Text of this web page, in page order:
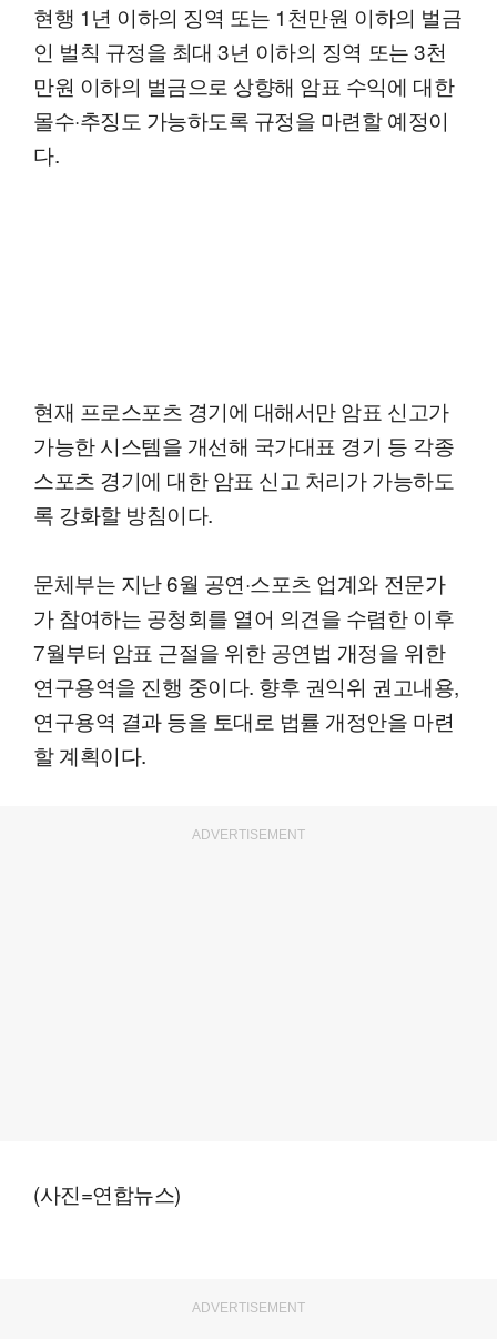
현행 1년 이하의 징역 또는 1천만원 이하의 벌금
인 벌칙 규정을 최대 3년 이하의 징역 또는 3천
만원 이하의 벌금으로 상향해 암표 수익에 대한
몰수·추징도 가능하도록 규정을 마련할 예정이
다.
현재 프로스포츠 경기에 대해서만 암표 신고가
가능한 시스템을 개선해 국가대표 경기 등 각종
스포츠 경기에 대한 암표 신고 처리가 가능하도
록 강화할 방침이다.
문체부는 지난 6월 공연·스포츠 업계와 전문가
가 참여하는 공청회를 열어 의견을 수렴한 이후
7월부터 암표 근절을 위한 공연법 개정을 위한
연구용역을 진행 중이다. 향후 권익위 권고내용,
연구용역 결과 등을 토대로 법률 개정안을 마련
할 계획이다.
ADVERTISEMENT
(사진=연합뉴스)
ADVERTISEMENT